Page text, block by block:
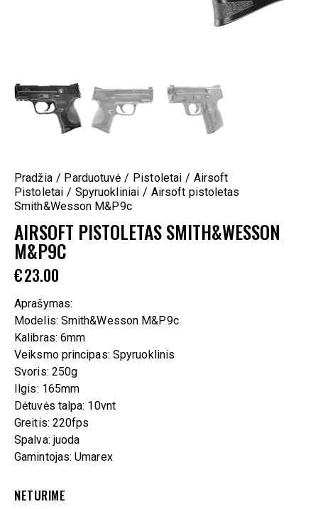
Pradžia Parduotuvė Pistoletai
Airsoft
Pistoletai
Spyruokliniai
Airsoft pistoletas
Smith&Wesson M&P9c
AIRSOFT PISTOLETAS SMITH&WESSON
M&P9C
€23.00
Aprašymas:
Modelis: Smith&Wesson M&P9c
Kalibras: 6mm
Veiksmo principas: Spyruoklinis
Svoris: 250g
Ilgis: 165mm
Dėtuvės talpa: 10vnt
Greitis: 220fps
Spalva: juoda
Gamintojas: Umarex
NETURIME